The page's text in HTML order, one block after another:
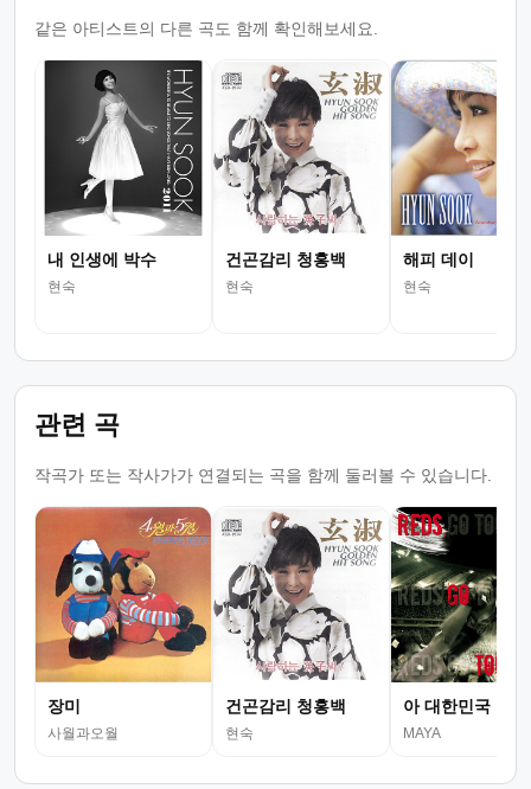
같은 아티스트의 다른 곡도 함께 확인해보세요.
내 인생에 박수
현숙
건곤감리 청홍백
현숙
해피 데이
현숙
관련 곡
작곡가 또는 작사가가 연결되는 곡을 함께 둘러볼 수 있습니다.
장미
사월과오월
건곤감리 청홍백
현숙
아 대한민국
MAYA